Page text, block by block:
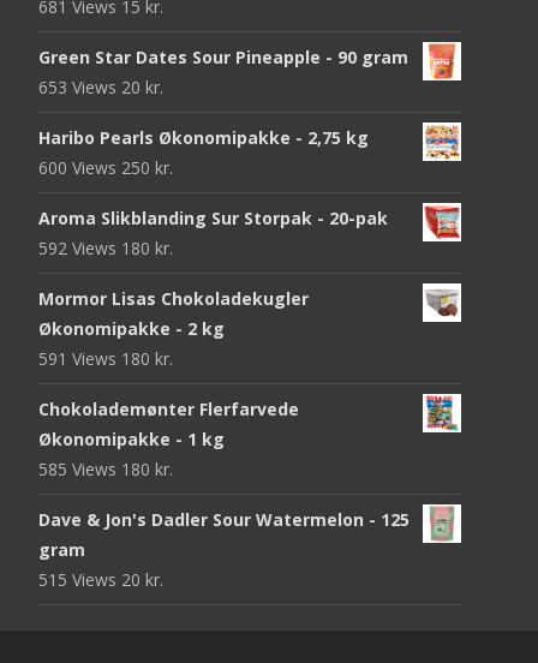
681 Views 15 kr.
Green Star Dates Sour Pineapple - 90 gram
653 Views 20 kr.
Haribo Pearls Økonomipakke - 2,75 kg
600 Views 250 kr.
Aroma Slikblanding Sur Storpak - 20-pak
592 Views 180 kr.
Mormor Lisas Chokoladekugler
Økonomipakke - 2 kg
591 Views 180 kr.
Chokolademønter Flerfarvede
Økonomipakke - 1 kg
585 Views 180 kr.
Dave & Jon's Dadler Sour Watermelon - 125
gram
515 Views 20 kr.